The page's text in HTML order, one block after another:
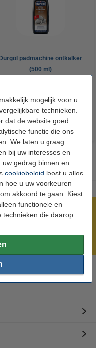
mogelijk voor u
technieken.
dat de website goed
functie die ons
We laten u graag
bij uw interesses en
uw gedrag binnen en
cookiebeleid leest u alles
hoe u uw voorkeuren
akkoord te gaan. Kiest
functionele en
technieken die daarop
Durgol padmachine ontkalker
(500 ml)
0294-787126
tot 17.30 uur